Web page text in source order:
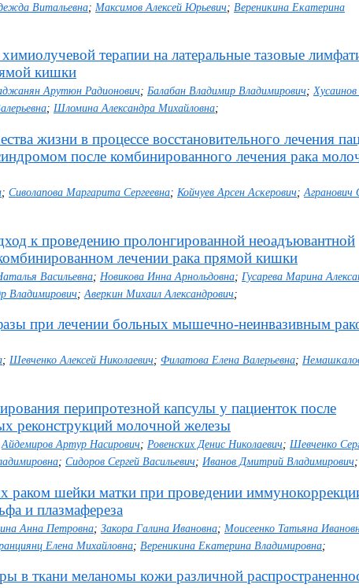
Витальевна; Максимов Алексей Юрьевич ; Вереникина Екатерина
терапии на латеральные тазовые
кишки
Арутюн Радионович; Балабан Владимир Владимирович;
; Шломина Александра Михайловна;
жизни в процессе восстановительного лечения
после комбинированного лечения рака
; Сиволапова Маргарита Сергеевна; Койчуев Арсен Аскерович ; Агранович
к проведению пролонгированной неоадъювантной
лечении рака прямой кишки
Васильевна; Новикова Инна Арнольдовна; Гусарева Марина
Владимирович; Аверкин Михаил Александрович ;
при лечении больных мышечно-неинвазивным
; Шевченко Алексей Николаевич; Филатова Елена Валерьевна;
перипротезной капсулы у пациенток после
реконструкций молочной железы
Айдемиров Артур Насирович ; Ровенских Денис Николаевич ; Шевченко
; Сидоров Сергей Васильевич ; Иванов Дмитрий Владимирович ;
раком шейки матки при проведении
и плазмафереза
Анна Петровна; Закора Галина Ивановна; Моисеенко Татьяна
Елена Михайловна; Вереникина Екатерина Владимировна;
в ткани меланомы кожи различной